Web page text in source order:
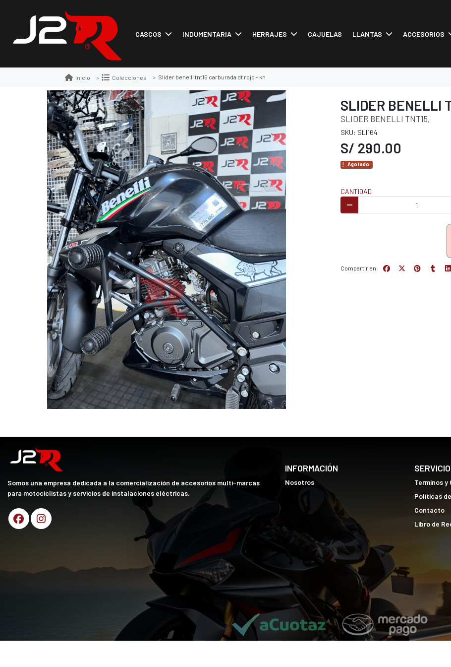
CASCOS INDUMENTARIA HERRAJES CAJUELAS LLANTAS ACCESORIOS
Inicio Colecciones Slider benelli tnt15 carburada dt rojo - kn
SLIDER BENELLI
SLIDER BENELLI TNT15,
SKU: SLI164
S/ 290.00
Agotado.
CANTIDAD
Compartir en:
Somos una empresa dedicada a la comercialización de accesorios multi-marcas
para motociclistas y servicios de instalaciones eléctricas.
INFORMACIÓN
Nosotros
Terminos y
Políticas
Contacto
Libro de